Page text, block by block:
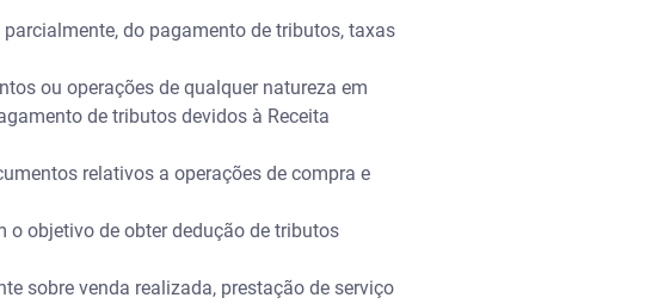
do pagamento de tributos, taxas
ou operações de qualquer natureza em
de tributos devidos à Receita
relativos a operações de compra e
o objetivo de obter dedução de tributos
sobre venda realizada, prestação de serviço